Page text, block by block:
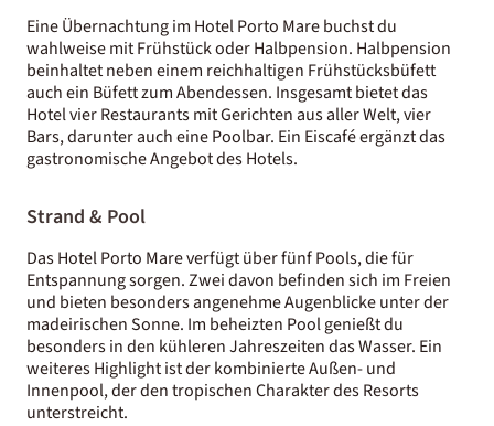
Eine Übernachtung im Hotel Porto Mare buchst du
wahlweise mit Frühstück oder Halbpension. Halbpension
beinhaltet neben einem reichhaltigen Frühstücksbüfett
auch ein Büfett zum Abendessen. Insgesamt bietet das
Hotel vier Restaurants mit Gerichten aus aller Welt, vier
Bars, darunter auch eine Poolbar. Ein Eiscafé ergänzt das
gastronomische Angebot des Hotels.
Strand & Pool
Das Hotel Porto Mare verfügt über fünf Pools, die für
Entspannung sorgen. Zwei davon befinden sich im Freien
und bieten besonders angenehme Augenblicke unter der
madeirischen Sonne. Im beheizten Pool genießt du
besonders in den kühleren Jahreszeiten das Wasser. Ein
weiteres Highlight ist der kombinierte Außen- und
Innenpool, der den tropischen Charakter des Resorts
unterstreicht.